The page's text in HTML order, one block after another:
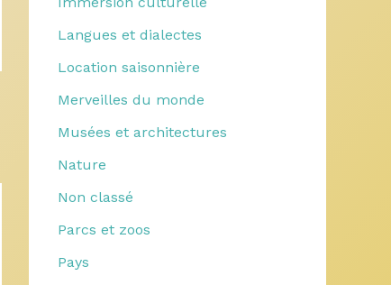
Langues et dialectes
Location saisonnière
Merveilles du monde
Musées et architectures
Nature
Non classé
Parcs et zoos
Pays